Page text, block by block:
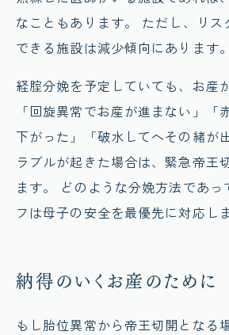
なこともあります。 ただし、リス
できる施設は減少傾向にあります。
経腟分娩を予定していても、お産
「回旋異常でお産が進まない」「
下がった」「破水してへその緒が
ラブルが起きた場合は、緊急帝王
ます。 どのような分娩方法であっ
フは母子の安全を最優先に対応しま
納得のいくお産のために
もし胎位異常から帝王切開となる